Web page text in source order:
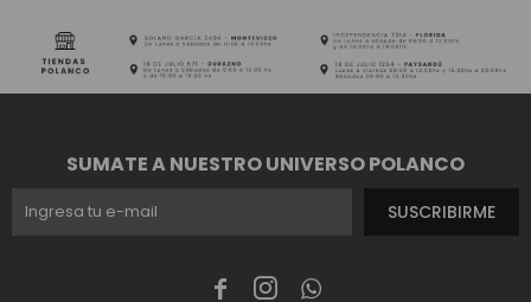
  
SUMATE A NUESTRO UNIVERSO POLANCO
SUSCRIBIRME